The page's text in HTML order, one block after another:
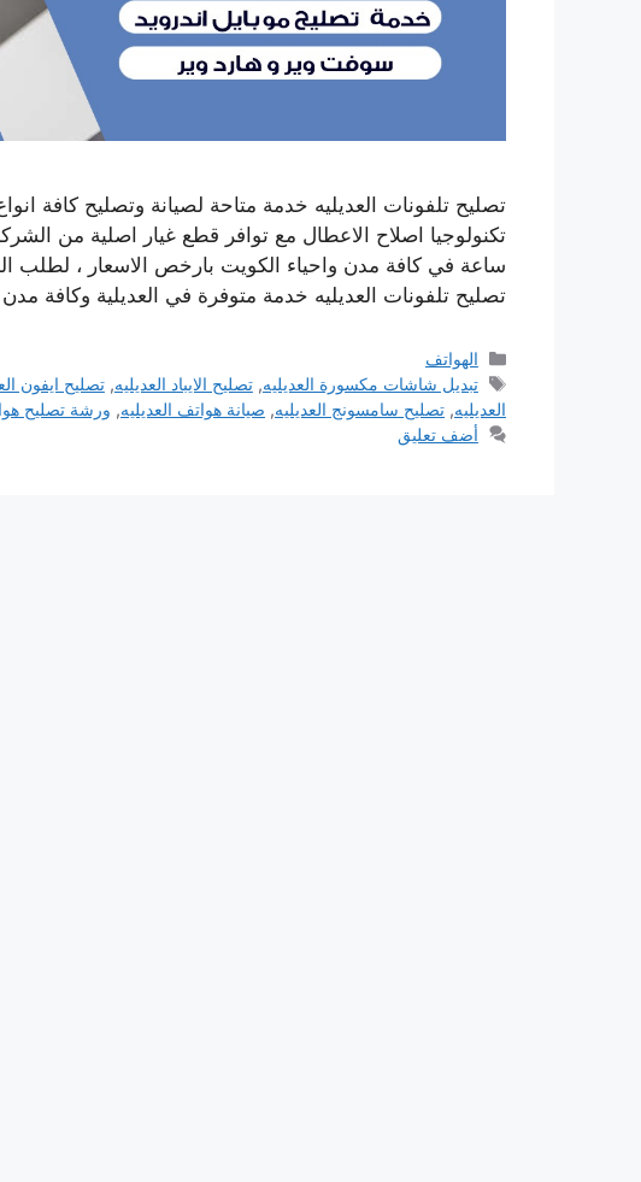
تصليح تلفونات العديليه خدمة متاحة لصيانة وتصليح كافة
ساعة في كافة مدن واحياء الكويت بارخص الاسعار ، لطلب
تصليح تلفونات العديليه خدمة متوفرة في العديلية وكافة
التصنيفات
الهواتف
الوسوم
تبديل شاشات مكسورة العديليه,تصليح الايباد العديليه,تصليح ايفون
العديليه, تصليح سامسونج العديليه, صيانة هواتف العديليه, ورشة تصليح
أضف تعليق